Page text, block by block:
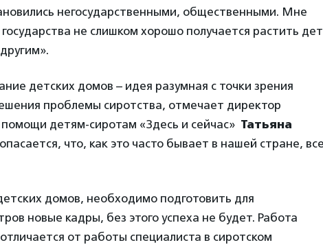
негосударственными, общественными. Мне
не слишком хорошо получается растить
детских домов – идея разумная с точки зрения
проблемы сиротства, отмечает директор
детям-сиротам «Здесь и сейчас» Татьяна
что, как это часто бывает в нашей стране, все
домов, необходимо подготовить для
новые кадры, без этого успеха не будет. Работа
от работы специалиста в сиротском